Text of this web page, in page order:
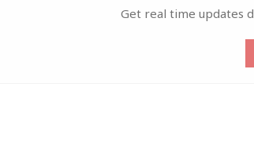
Get real time updates